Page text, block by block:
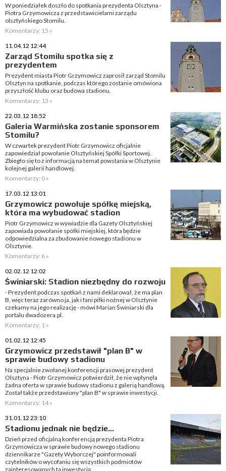
W poniedziałek doszło do spotkania prezydenta Olsztyna -
Piotra Grzymowicza z przedstawicielami zarządu
olsztyńskiego Stomilu.
Komentarzy: 15 »
11.04.12 12:44
Zarząd Stomilu spotka się z
prezydentem
Prezydent miasta Piotr Grzymowicz zaprosił zarząd Stomilu
Olsztyn na spotkanie, podczas którego zostanie omówiona
przyszłość klubu oraz budowa stadionu.
Komentarzy: 13 »
22.03.12 18:52
Galeria Warmińska zostanie sponsorem
Stomilu?
W czwartek prezydent Piotr Grzymowicz oficjalnie
zapowiedział powołanie Olsztyńskiej Spółki Sportowej.
Zbiegło się to z informacją na temat powstania w Olsztynie
kolejnej galerii handlowej.
Komentarzy: 0 »
17.03.12 13:01
Grzymowicz powołuje spółkę miejską,
która ma wybudować stadion
Piotr Grzymowicz w wywiadzie dla Gazety Olsztyńskiej
zapowiada powołanie spółki miejskiej, która będzie
odpowiedzialna za zbudowanie nowego stadionu w
Olsztynie.
Komentarzy: 6 »
02.02.12 12:02
Świniarski: Stadion niezbędny do rozwoju
- Prezydent podczas spotkań z nami deklarował, że ma plan
B, więc teraz zarówno ja, jak i fani piłki nożnej w Olsztynie
czekamy na jego realizację - mówi Marian Świniarski dla
portalu dwadozera.pl.
Komentarzy: 1 »
01.02.12 12:45
Grzymowicz przedstawił "plan B" w
sprawie budowy stadionu
Na specjalnie zwołanej konferencji prasowej prezydent
Olsztyna - Piotr Grzymowicz potwierdził, że nie wpłynęła
żadna oferta w sprawie budowy stadionu z galerią handlową.
Został także przedstawiony "plan B" w sprawie inwestycji.
Komentarzy: 14 »
31.01.12 23:10
Stadionu jednak nie będzie...
Dzień przed oficjalną konferencją prezydenta Piotra
Grzymowicza w sprawie budowy nowego stadionu
dziennikarze "Gazety Wyborczej" poinformowali
czytelników o wycofaniu się wszystkich podmiotów
zainteresowanych tą inwestycją.